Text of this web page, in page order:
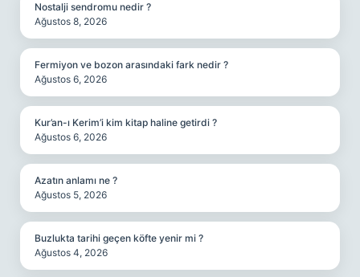
Nostalji sendromu nedir ?
Ağustos 8, 2026
Fermiyon ve bozon arasındaki fark nedir ?
Ağustos 6, 2026
Kur’an-ı Kerim’i kim kitap haline getirdi ?
Ağustos 6, 2026
Azatın anlamı ne ?
Ağustos 5, 2026
Buzlukta tarihi geçen köfte yenir mi ?
Ağustos 4, 2026